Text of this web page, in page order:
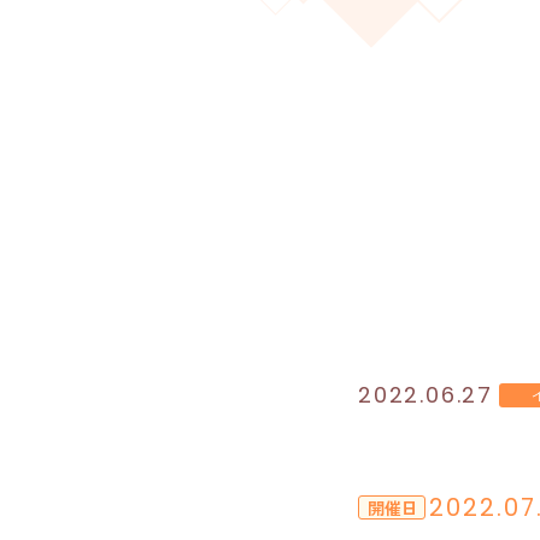
2022.06.27
開催日